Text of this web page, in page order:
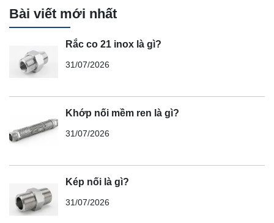
Bài viết mới nhất
Rắc co 21 inox là gì?
31/07/2026
Khớp nối mềm ren là gì?
31/07/2026
Kép nối là gì?
31/07/2026